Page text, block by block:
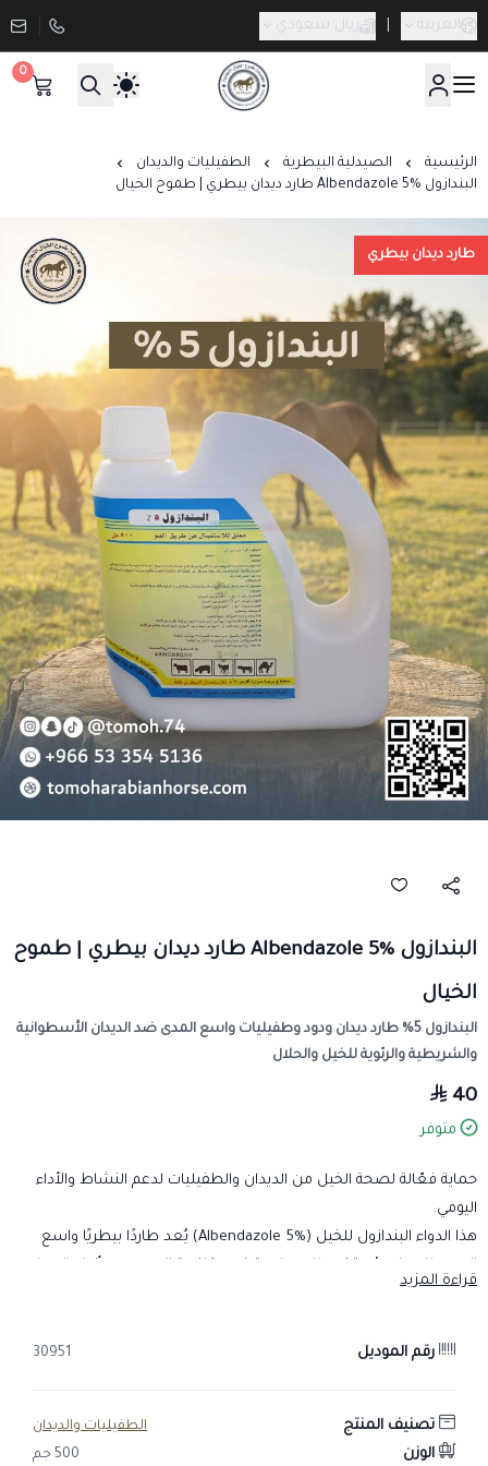
العربية ريال سعودي
صيدلية طموح الخيال البيطرية
0
الرئيسية الصيدلية البيطرية
الطفيليات والديدان
البندازول Albendazole 5% طارد ديدان بيطري | طموح الخيال
طارد ديدان بيطري
البندازول Albendazole 5% طارد ديدان بيطري | طموح
الخيال
البندازول 5% طارد ديدان ودود وطفيليات واسع المدى ضد الديدان الأسطوانية
والشريطية والرئوية للخيل والحلال
40
متوفر
حماية فعّالة لصحة الخيل من الديدان والطفيليات لدعم النشاط والأداء
اليومي.
هذا الدواء البندازول للخيل (Albendazole 5%) يُعد طاردًا بيطريًا واسع
أنواع الطفيليات الأخرى، مما يساهم في دعم صحة الخيل، وتحسين حالته
لماذا يصف الطبيب البيطري البندازول 5% في حالات التعب الشديد بسبب
قراءة المزيد
رقم الموديل 30951
تصنيف المنتج الطفيليات والديدان
الوزن 500 جم